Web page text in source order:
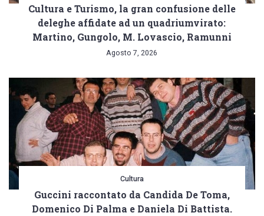
Cultura e Turismo, la gran confusione delle
deleghe affidate ad un quadriumvirato:
Martino, Gungolo, M. Lovascio, Ramunni
Agosto 7, 2026
Cultura
Guccini raccontato da Candida De Toma,
Domenico Di Palma e Daniela Di Battista.